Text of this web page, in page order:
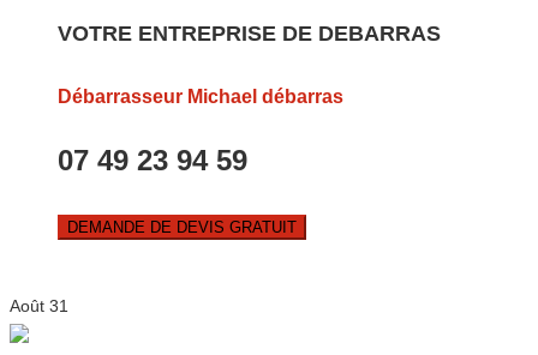
VOTRE ENTREPRISE DE DEBARRAS
Débarrasseur Michael débarras
07 49 23 94 59
DEMANDE DE DEVIS GRATUIT
Août 31